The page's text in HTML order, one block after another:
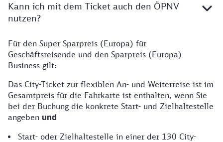
Kann ich mit dem Ticket auch den ÖPNV
nutzen?
Für den Super Sparpreis (Europa) für
Geschäftsreisende und den Sparpreis (Europa)
Business gilt:
Das City-Ticket zur flexiblen An- und Weiterreise ist im
Gesamtpreis für die Fahrkarte ist enthalten, wenn Sie
bei der Buchung die konkrete Start- und Zielhaltestelle
angeben und
Start- oder Zielhaltestelle in einer der 130 City-